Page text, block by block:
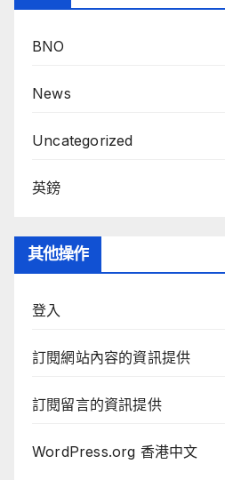
BNO
News
Uncategorized
英鎊
其他操作
登入
訂閱網站內容的資訊提供
訂閱留言的資訊提供
WordPress.org 香港中文